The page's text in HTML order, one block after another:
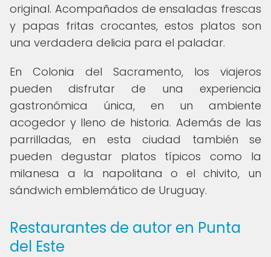
original. Acompañados de ensaladas frescas
y papas fritas crocantes, estos platos son
una verdadera delicia para el paladar.
En Colonia del Sacramento, los viajeros
pueden disfrutar de una experiencia
gastronómica única, en un ambiente
acogedor y lleno de historia. Además de las
parrilladas, en esta ciudad también se
pueden degustar platos típicos como la
milanesa a la napolitana o el chivito, un
sándwich emblemático de Uruguay.
Restaurantes de autor en Punta
del Este